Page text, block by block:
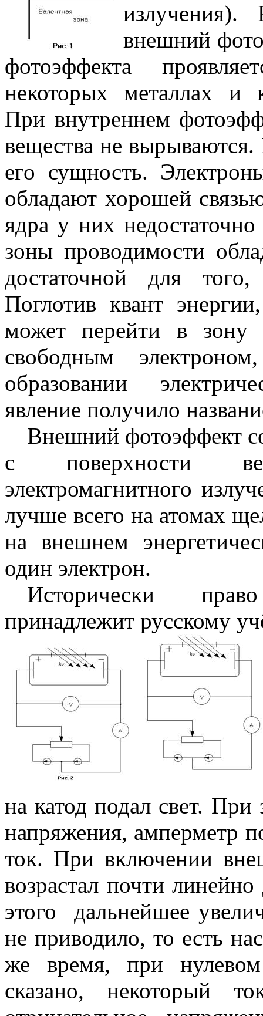
внешний
фотоэффекта
некоторых металлах и
При внутреннем
вещества не
его сущность.
обладают хорошей
ядра у них
зоны проводимости
достаточной для
Поглотив квант
может перейти в зону
свободным
образовании
явление получило
Внешний фотоэффект
с поверхности
электромагнитного
лучше всего на атомах
на внешнем
один электрон.
Исторически
принадлежит русскому
на катод подал свет.
напряжения, амперметр
ток. При включении
возрастал почти
этого дальнейшее
не приводило, то есть
же время, при
сказано, некоторый